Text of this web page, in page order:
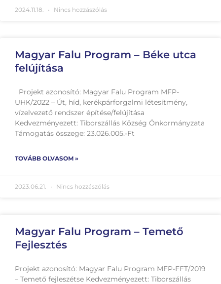
2024.11.18. Nincs hozzászólás
Magyar Falu Program – Béke utca
felújítása
Projekt azonosító: Magyar Falu Program MFP-
UHK/2022 – Út, híd, kerékpárforgalmi létesítmény,
vízelvezető rendszer építése/felújítása
Kedvezményezett: Tiborszállás Község Önkormányzata
Támogatás összege: 23.026.005.-Ft
TOVÁBB OLVASOM »
2023.06.21. Nincs hozzászólás
Magyar Falu Program – Temető
Fejlesztés
Projekt azonosító: Magyar Falu Program MFP-FFT/2019
– Temető fejleszétse Kedvezményezett: Tiborszállás